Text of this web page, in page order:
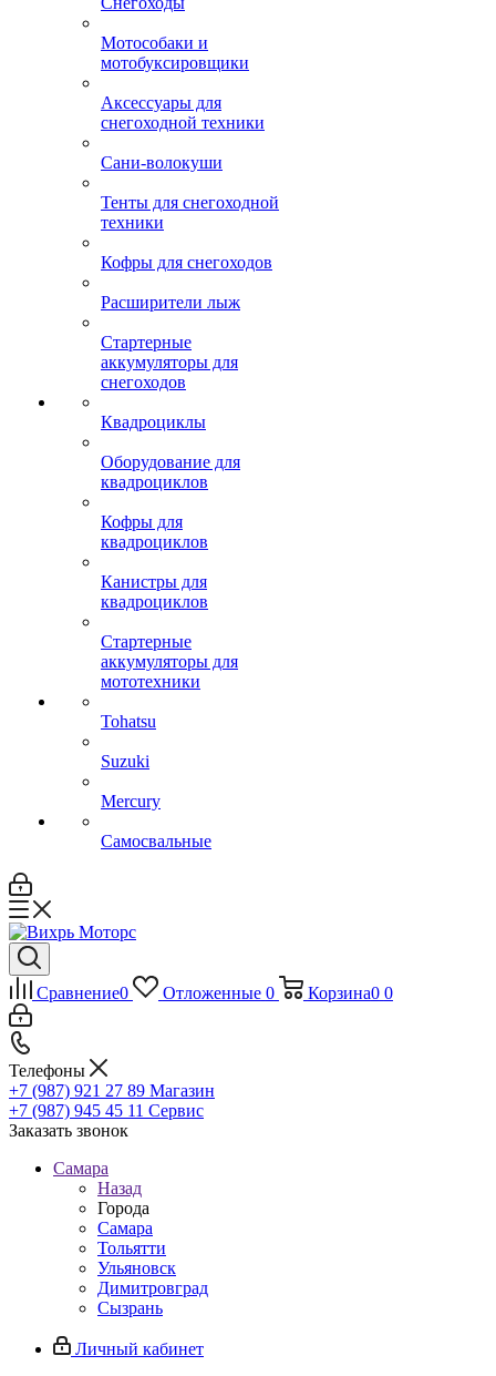
Мотособаки и
мотобуксировщики
Аксессуары для
снегоходной техники
Сани-волокуши
Тенты для снегоходной
техники
Кофры для снегоходов
Расширители лыж
Стартерные
аккумуляторы для
снегоходов
Квадроциклы
Оборудование для
квадроциклов
Кофры для
квадроциклов
Канистры для
квадроциклов
Стартерные
аккумуляторы для
мототехники
Tohatsu
Suzuki
Mercury
Самосвальные
Сравнение0 Отложенные 0 Корзина0 0
Телефоны
+7 (987) 921 27 89 Магазин
+7 (987) 945 45 11 Сервис
Заказать звонок
Самара
Назад
Города
Самара
Тольятти
Ульяновск
Димитровград
Сызрань
Личный кабинет